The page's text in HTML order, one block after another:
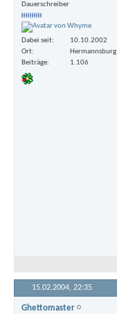
Dauerschreiber
Dabei seit
10.10.2002
Ort
Hermannsburg
Beiträge
1.106
15.02.2004, 22:35
Ghettomaster